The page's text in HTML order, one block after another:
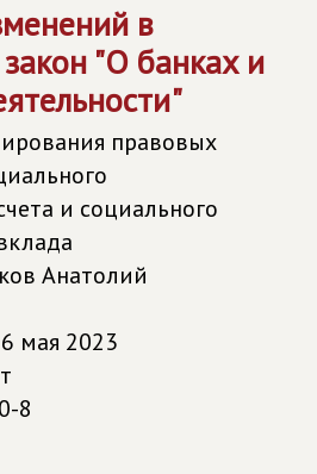
в
"О банках и
правовых
и социального
Анатолий
мая 2023
8